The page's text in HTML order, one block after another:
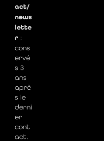
act/
news
lette
r :
cons
ervé
s 3
ans
aprè
s le
derni
er
cont
act.